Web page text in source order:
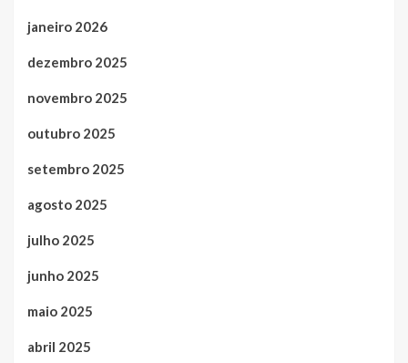
janeiro 2026
dezembro 2025
novembro 2025
outubro 2025
setembro 2025
agosto 2025
julho 2025
junho 2025
maio 2025
abril 2025